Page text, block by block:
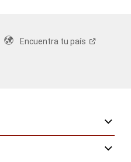
Encuentra tupaís